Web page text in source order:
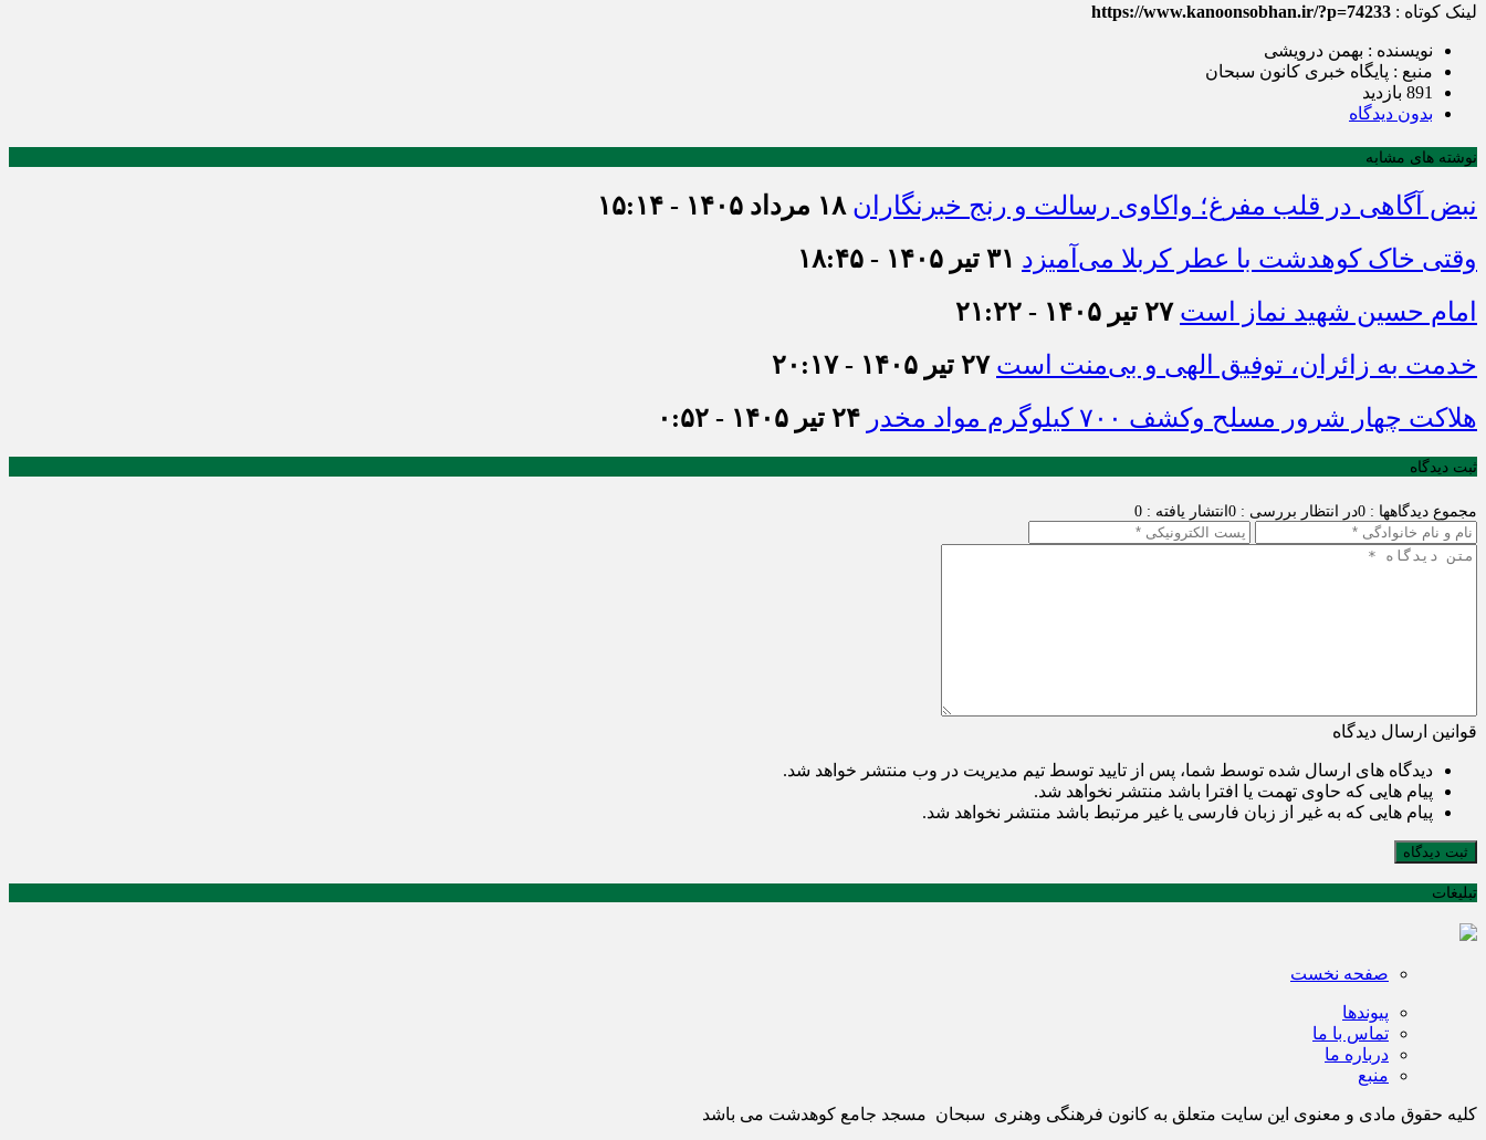
لینک کوتاه : https://www.kanoonsobhan.ir/?p=74233
نویسنده : بهمن درویشی
منبع : پایگاه خبری کانون سبحان
891 بازدید
بدون دیدگاه
نوشته های مشابه
نبض آگاهی در قلب مفرغ؛ واکاوی رسالت و رنج خبرنگاران ۱۸ مرداد ۱۴۰۵ - ۱۵:۱۴
وقتی خاک کوهدشت با عطر کربلا می‌آمیزد ۳۱ تیر ۱۴۰۵ - ۱۸:۴۵
امام حسین شهید نماز است ۲۷ تیر ۱۴۰۵ - ۲۱:۲۲
خدمت به زائران، توفیق الهی و بی‌منت است ۲۷ تیر ۱۴۰۵ - ۲۰:۱۷
هلاکت چهار شرور مسلح وکشف ۷۰۰ کیلوگرم مواد مخدر
۲۴ تیر ۱۴۰۵ - ۰:۵۲
ثبت دیدگاه
مجموع دیدگاهها : 0 در انتظار بررسی : 0 انتشار یافته : 0
قوانین ارسال دیدگاه
دیدگاه های ارسال شده توسط شما، پس از تایید توسط تیم مدیریت در وب منتشر خواهد شد.
پیام هایی که حاوی تهمت یا افترا باشد منتشر نخواهد شد.
پیام هایی که به غیر از زبان فارسی یا غیر مرتبط باشد منتشر نخواهد شد.
ثبت دیدگاه
تبلیغات
صفحه نخست
پیوندها
تماس با ما
درباره ما
منبع
کلیه حقوق مادی و معنوی این سایت متعلق به کانون فرهنگی وهنری سبحان مسجد جامع کوهدشت می باشد